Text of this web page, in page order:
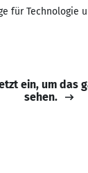
für Technologie
ein, um das
sehen.